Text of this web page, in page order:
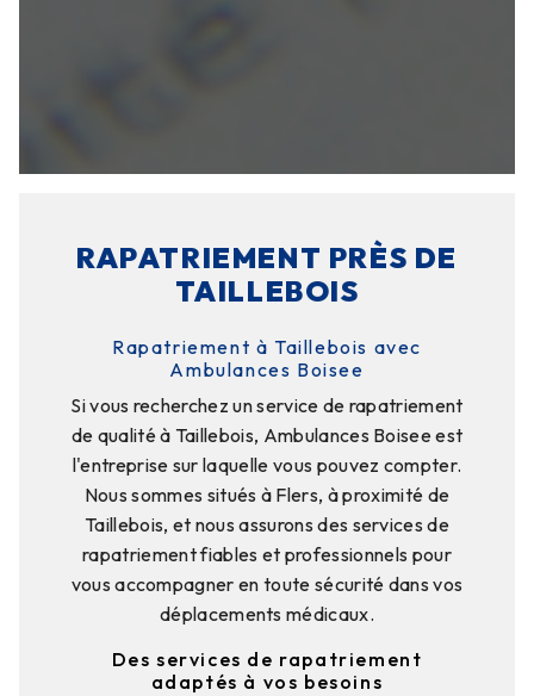
RAPATRIEMENT PRÈS DE
TAILLEBOIS
Rapatriement à Taillebois avec
Ambulances Boisee
Si vous recherchez un service de rapatriement
de qualité à Taillebois, Ambulances Boisee est
l'entreprise sur laquelle vous pouvez compter.
Nous sommes situés à Flers, à proximité de
Taillebois, et nous assurons des services de
rapatriement fiables et professionnels pour
vous accompagner en toute sécurité dans vos
déplacements médicaux.
Des services de rapatriement
adaptés à vos besoins